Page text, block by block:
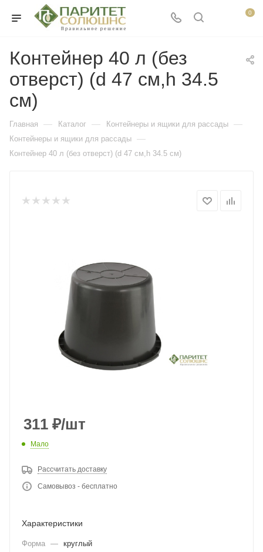
0
Контейнер 40 л (без
отверст) (d 47 см,h 34.5
см)
Главная — Каталог — Контейнеры и ящики для рассады —
Контейнеры и ящики для рассады —
Контейнер 40 л (без отверст) (d 47 см,h 34.5 см)
311 ₽/шт
Мало
Рассчитать доставку
Самовывоз - бесплатно
Характеристики
Форма — круглый